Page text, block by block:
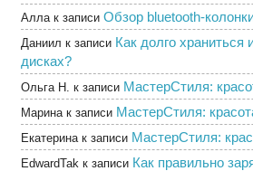
Аллак записи Обзор bluetooth-
Даниил к записи Как долго
дисках?
Ольга Н. к записи МастерСтиля:
Маринак записи МастерСтиля:
Екатеринак записи МастерСтиля:
EdwardTak к записи Как правильно